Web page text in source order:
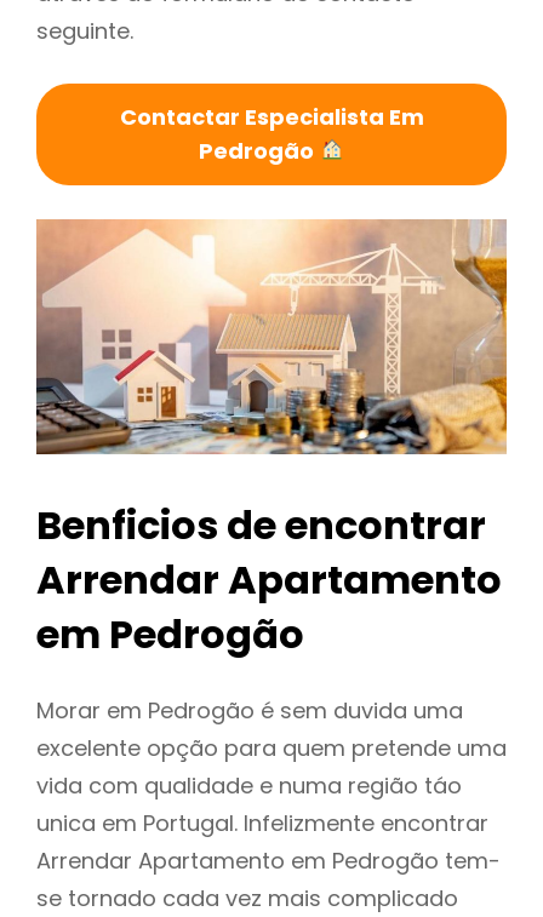
seguinte.
Contactar Especialista Em
Pedrogão
Benficios de encontrar
Arrendar Apartamento
em Pedrogão
Morar em Pedrogão é sem duvida uma
excelente opção para quem pretende uma
vida com qualidade e numa região táo
unica em Portugal. Infelizmente encontrar
Arrendar Apartamento em Pedrogão tem-
se tornado cada vez mais complicado